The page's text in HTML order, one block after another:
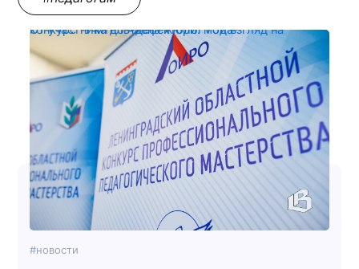
От участника до члена жюри: мой взгляд на конкурс "Учитель-дефектолог года"
#новости